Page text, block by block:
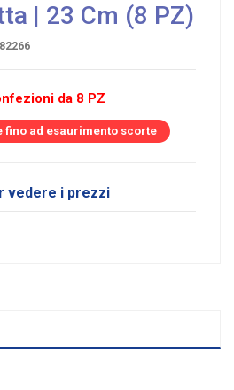
| 23 Cm (8 PZ)
da 8 PZ
fino ad esaurimento scorte
vedere i prezzi